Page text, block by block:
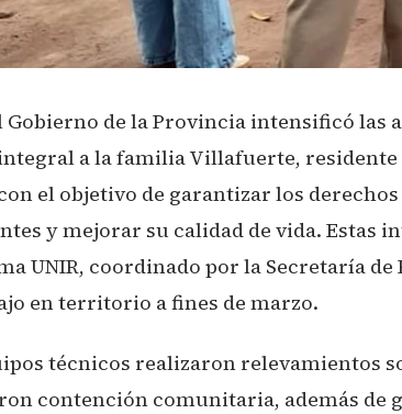
Gobierno de la Provincia intensificó las
a la familia Villafuerte, residente
el objetivo de garantizar los
y mejorar su calidad de vida. Estas
UNIR, coordinado por la Secretaría
en territorio a fines de marzo.
técnicos realizaron relevamientos
contención comunitaria, además de